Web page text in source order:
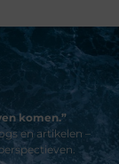
komen.”
en artikelen –